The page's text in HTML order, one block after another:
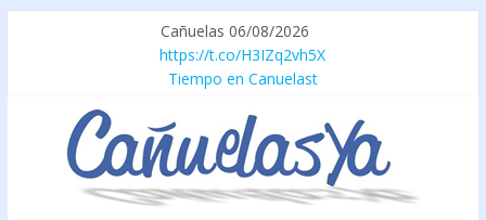
Cañuelas 06/08/2026
https://t.co/H3IZq2vh5X
Tiempo en Canuelast